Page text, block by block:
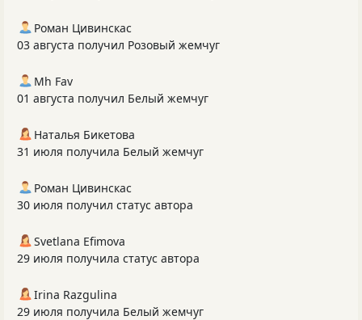
Роман Цивинскас
03 августа получил Розовый жемчуг
Mh Fav
01 августа получил Белый жемчуг
Наталья Бикетова
31 июля получила Белый жемчуг
Роман Цивинскас
30 июля получил статус автора
Svetlana Efimova
29 июля получила статус автора
Irina Razgulina
29 июля получила Белый жемчуг